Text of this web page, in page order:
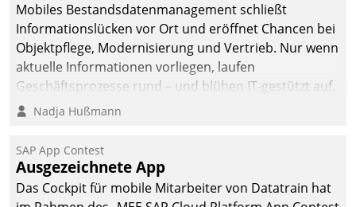
Mobiles Bestandsdatenmanagement schließt
Informationslücken vor Ort und eröffnet Chancen bei
Objektpflege, Modernisierung und Vertrieb. Nur wenn
aktuelle Informationen vorliegen, laufen
Geschäftsprozesse rund – und blühen IT-gestützt auf.
Nadja Hußmann
SAP App Contest
Ausgezeichnete App
Das Cockpit für mobile Mitarbeiter von Datatrain hat